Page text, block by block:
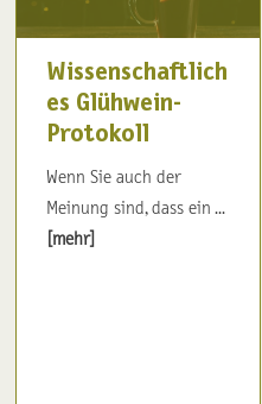
Wissenschaftlich
es Glühwein-
Protokoll
Wenn Sie auch der
Meinung sind, dass ein ...
[mehr]